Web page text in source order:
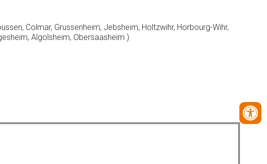
Colmar, Grussenheim, Jebsheim, Holtzwihr, Horbourg-Wihr,
Algolsheim, Obersaasheim )